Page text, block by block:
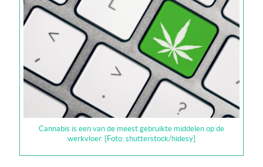
Cannabis is een van de meest gebruikte middelen op de
werkvloer. [Foto: shutterstock/hidesy]